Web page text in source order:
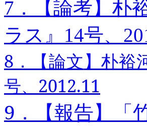
7 ．【論考】朴
ラス』14号、
8 ．【論文】朴裕
号、2012.11
9 ．【報告】「